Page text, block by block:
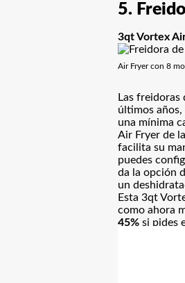
5.
3qt Vortex
Air Fryer con 8
Las
últimos
una mínima
Air Fryer de
facilita su
puedes
da la opción
un
Esta 3qt
como ahora
45%si pides